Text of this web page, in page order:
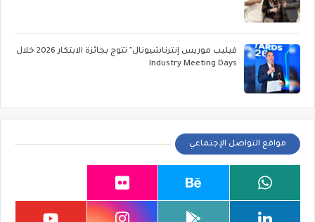
فيليب موريس إنترناشيونال" تتوج بجائزة الابتكار 2026 خلال
Industry Meeting Days
مواقع التواصل الإجتماعي